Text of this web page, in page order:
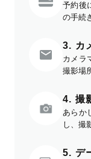
予約後
の手続
3. カ
カメラ
撮影場
4. 撮
あらか
し、撮
5. デ